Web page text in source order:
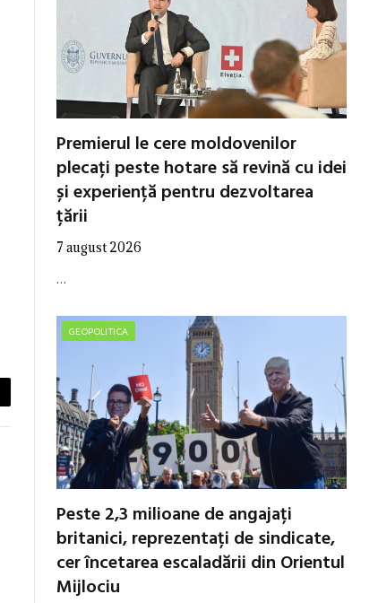
Premierul le cere moldovenilor
plecați peste hotare să revină cu idei
și experiență pentru dezvoltarea
țării
7 august 2026
…
GEOPOLITICA
Peste 2,3 milioane de angajați
britanici, reprezentați de sindicate,
cer încetarea escaladării din Orientul
Mijlociu